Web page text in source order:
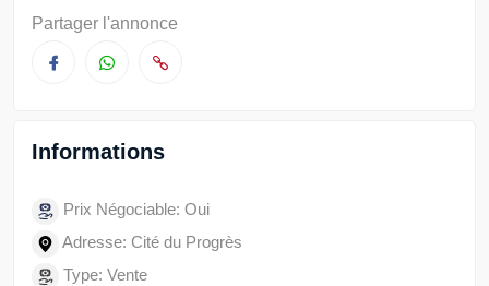
Partager l'annonce
Informations
Prix Négociable: Oui
Adresse: Cité du Progrès
Type: Vente